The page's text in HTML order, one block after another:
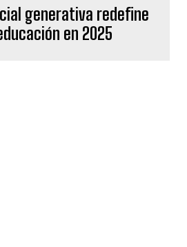
generativa redefine
en 2025